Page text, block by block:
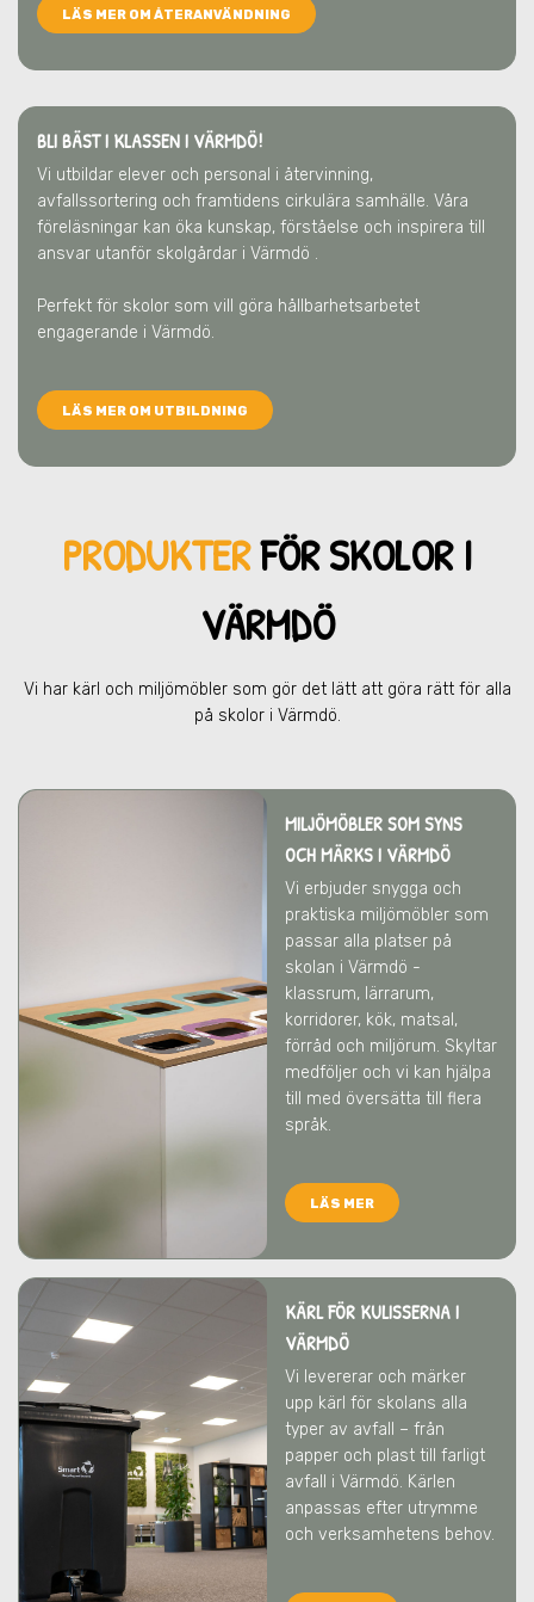
LÄS MER OM ÅTERANVÄNDNING
BLI BÄST I KLASSEN I VÄRMDÖ!
Vi utbildar elever och personal i återvinning,
avfallssortering och framtidens cirkulära samhälle. Våra
föreläsningar kan öka kunskap, förståelse och inspirera till
ansvar utanför skolgårdar i Värmdö .
Perfekt för skolor som vill göra hållbarhetsarbetet
engagerande i Värmdö.
LÄS MER OM UTBILDNING
PRODUKTERFÖR SKOLOR I
VÄRMDÖ
Vi har kärl och miljömöbler som gör det lätt att göra rätt för alla
på skolor i Värmdö.
MILJÖMÖBLER SOM SYNS
OCH MÄRKSI VÄRMDÖ
Vi erbjuder snygga och
praktiska miljömöbler som
passar alla platser på
skolan i Värmdö -
klassrum, lärrarum,
korridorer, kök, matsal,
förråd och miljörum. Skyltar
medföljer och vi kan hjälpa
till med översätta till flera
språk.
LÄS MER
KÄRL FÖR KULISSERNA I
VÄRMDÖ
Vi levererar och märker
upp kärl för skolans alla
typer av avfall – från
papper och plast till farligt
avfall i Värmdö. Kärlen
anpassas efter utrymme
och verksamhetens behov.